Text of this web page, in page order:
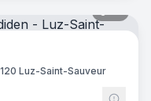
Luz-Saint-Sauveur